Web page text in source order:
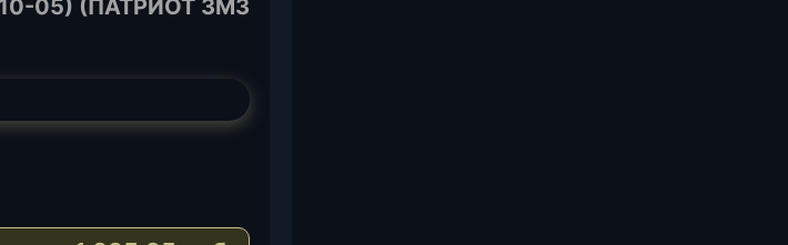
05) (ПАТРИОТ ЗМЗ